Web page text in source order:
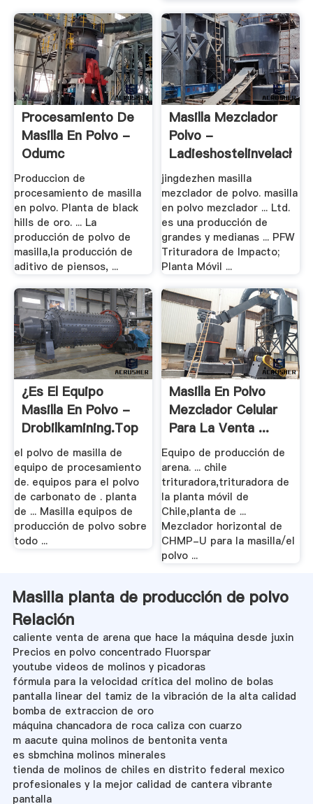
Procesamiento De
Masilla En Polvo -
Odumc
Produccion de
procesamiento de masilla
en polvo. Planta de black
hills de oro. ... La
producción de polvo de
masilla,la producción de
aditivo de piensos, ...
Masilla Mezclador
Polvo -
jingdezhen masilla
mezclador de polvo. masilla
en polvo mezclador ... Ltd.
es una producción de
grandes y medianas ... PFW
Trituradora de Impacto;
Planta Móvil ...
¿Es El Equipo
Masilla En Polvo -
Drobilkamining.top
el polvo de masilla de
equipo de procesamiento
de. equipos para el polvo
de carbonato de . planta
de ... Masilla equipos de
producción de polvo sobre
todo ...
Masilla En Polvo
Mezclador Celular
Para La Venta ...
Equipo de producción de
arena. ... chile
trituradora,trituradora de
la planta móvil de
Chile,planta de ...
Mezclador horizontal de
CHMP-U para la masilla/el
polvo ...
Masilla planta de producción de polvo
Relación
caliente venta de arena que hace la máquina desde juxin
Precios en polvo concentrado Fluorspar
youtube videos de molinos y picadoras
fórmula para la velocidad crítica del molino de bolas
pantalla linear del tamiz de la vibración de la alta calidad
bomba de extraccion de oro
máquina chancadora de roca caliza con cuarzo
m aacute quina molinos de bentonita venta
es sbmchina molinos minerales
tienda de molinos de chiles en distrito federal mexico
profesionales y la mejor calidad de cantera vibrante
pantalla